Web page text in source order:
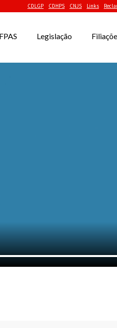
CDLGP CDHPS CNJS Links
FPAS Legislação